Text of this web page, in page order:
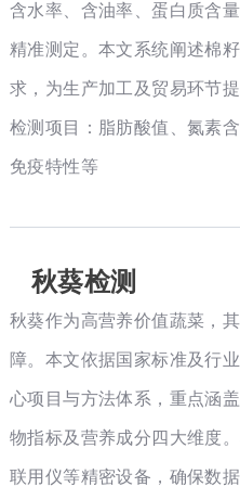
含水率、含油率、蛋白质含
精准测定。本文系统阐述棉
求，为生产加工及贸易环节提
检测项目：脂肪酸值、氮素
免疫特性等
秋葵检测
秋葵作为高营养价值蔬菜，
障。本文依据国家标准及行
心项目与方法体系，重点涵
物指标及营养成分四大维度
联用仪等精密设备，确保数据